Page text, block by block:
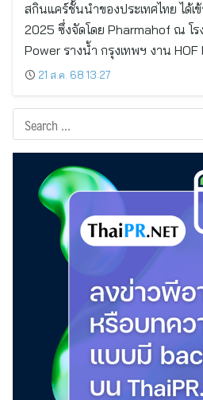
สกินแคร์ชั้นนำของประเทศไทย ได้เ
2025 ซึ่งจัดโดย Pharmahof ณ โร
Power รางน้ำ กรุงเทพฯ งาน HOF
21 ส.ค. 68 13:27